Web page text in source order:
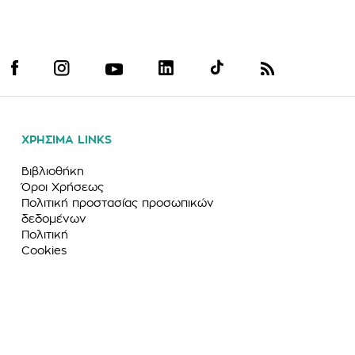
ΧΡΗΣΙΜΑ LINKS
Βιβλιοθήκη
Όροι Χρήσεως
Πολιτική προστασίας προσωπικών
δεδομένων
Πολιτική
Cookies